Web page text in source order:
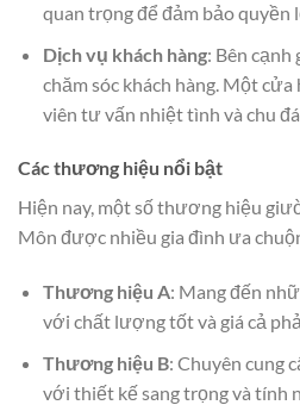
quan trọng để đảm bảo quyền
Dịch vụ khách hàng: Bên cạnh
chăm sóc khách hàng. Một
viên tư vấn nhiệt tình và chu
Các thương hiệu nổi bật
Hiện nay, một số thương hiệu
Môn được nhiều gia đình ưa
Thương hiệu A: Mang đến
với chất lượng tốt và giá cả
Thương hiệu B: Chuyên cung
với thiết kế sang trọng và tính